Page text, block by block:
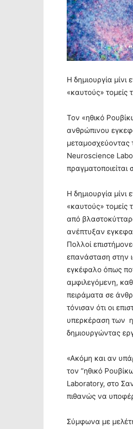
Η δημιουργία
«καυτούς» τομείς
Τον «ηθικό
ανθρώπινου
μεταμοσχεύοντας
Neuroscience
πραγματοποιείται
Η δημιουργία
«καυτούς»
από
ανέπτυξαν
Πολλοί
επανάσταση στην
εγκέφαλο όπως
αμφιλεγόμενη,
πειράματα σε
τόνισαν ότι οι
υπερκέραση των
δημιουργώντας
«Ακόμη και αν
τον “ηθικό
Laboratory, στο
πιθανώς να
Σύμφωνα με